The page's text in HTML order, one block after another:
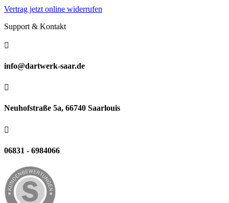
Vertrag jetzt online widerrufen
Support & Kontakt

info@dartwerk-saar.de

Neuhofstraße 5a, 66740 Saarlouis

06831 - 6984066